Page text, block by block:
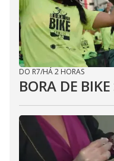
DO R7/HÁ 2 HORAS
BORA DE